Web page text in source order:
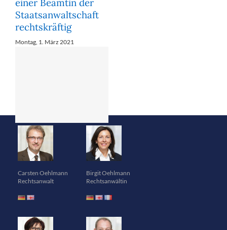
Carsten Oehlmann
Rechtsanwalt
Birgit Oehlmann
Rechtsanwältin